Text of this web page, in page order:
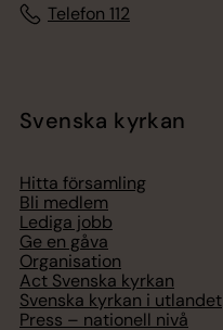
Telefon 112
Svenska kyrkan
Hitta församling
Bli medlem
Lediga jobb
Ge en gåva
Organisation
Act Svenska kyrkan
Svenska kyrkan i utlandet
Press – nationell nivå